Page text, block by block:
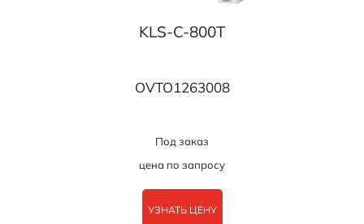
KLS-C-800T
OVTO1263008
Под заказ
цена по запросу
УЗНАТЬ ЦЕНУ